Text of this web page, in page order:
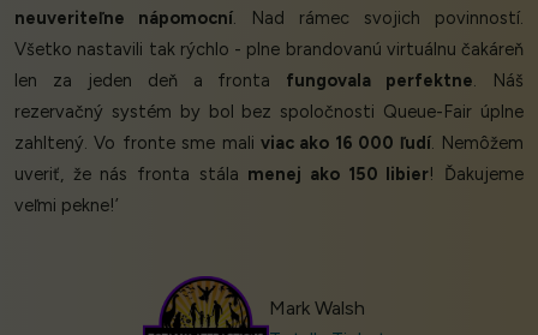
neuveriteľne nápomocní. Nad rámec svojich povinností.
Všetko nastavili tak rýchlo - plne brandovanú virtuálnu čakáreň
len za jeden deň a fronta fungovala perfektne. Náš
rezervačný systém by bol bez spoločnosti Queue-Fair úplne
zahltený. Vo fronte sme mali viac ako 16 000 ľudí. Nemôžem
uveriť, že nás fronta stála menej ako 150 libier! Ďakujeme
veľmi pekne!’
Mark Walsh